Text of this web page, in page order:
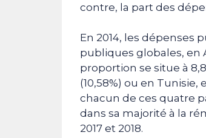
contre, la part des
En 2014, les dépenses
publiques globales, en
proportion se situe à
(10,58%) ou en Tunisie,
chacun de ces quatre
dans sa majorité à la
2017 et 2018.